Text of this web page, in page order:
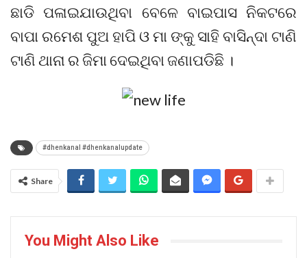
ଛାଡି ପଳାଇଯାଉଥିବା ବେଳେ ବାଇପାସ ନିକଟରେ
ବାପା ରମେଶ ପୁଅ ହାପି ଓ ମା ଙ୍କୁ ସାହି ବାସିନ୍ଦା ଟାଣି
ଟାଣି ଥାନା ର ଜିମା ଦେଇଥିବା ଜଣାପଡିଛି ।
#dhenkanal #dhenkanalupdate
Share
You Might Also Like